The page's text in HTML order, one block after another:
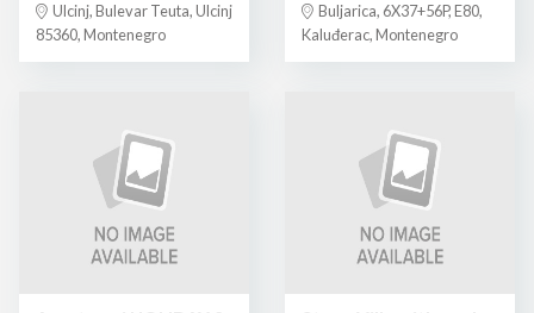
Ulcinj, Bulevar Teuta, Ulcinj
85360, Montenegro
Buljarica, 6X37+56P, E80,
Kaluđerac, Montenegro